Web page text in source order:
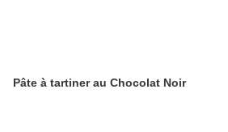
Pâte à tartiner au Chocolat Noir